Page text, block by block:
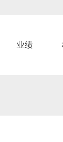
业绩